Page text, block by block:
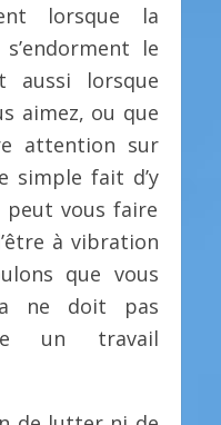
lorsque la
le
aussi lorsque
aimez, ou que
attention sur
simple fait d’y
peut vous faire
à vibration
que vous
ne doit pas
un travail